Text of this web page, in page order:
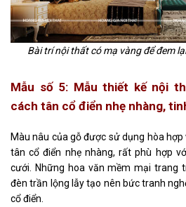
Bài trí nội thất có mạ vàng để đem
Mẫu số 5: Mẫu thiết kế nội
cách tân cổ điển nhẹ nhàng,
Màu nâu của gỗ được sử dụng hòa
tân cổ điển nhẹ nhàng, rất phù hợp
cưới. Những hoa văn mềm mại trang
đèn trần lộng lẫy tạo nên bức tranh
cổ điển.